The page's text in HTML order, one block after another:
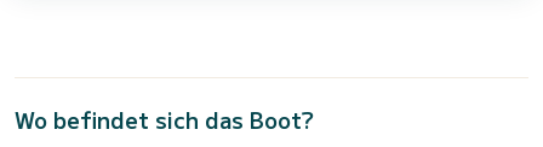
Wo befindet sich das Boot?